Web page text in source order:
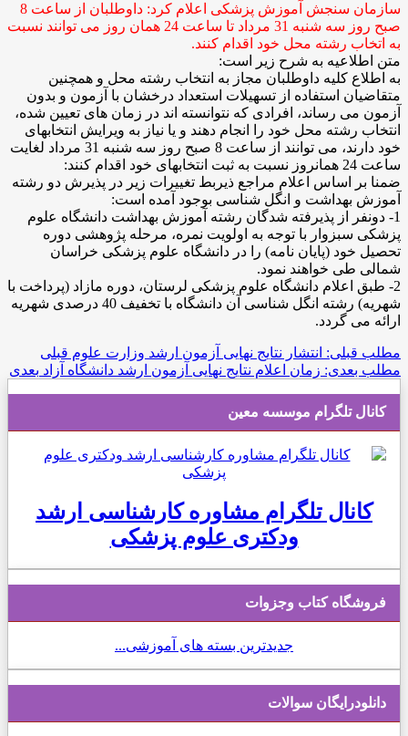
سازمان سنجش آموزش پزشکی اعلام کرد: داوطلبان از ساعت 8
صبح روز سه شنبه 31 مرداد تا ساعت 24 همان روز می توانند نسبت
به اتخاب رشته محل خود اقدام کنند.
متن اطلاعیه به شرح زیر است:
به اطلاع کلیه داوطلبان مجاز به انتخاب رشته محل و همچنین
متقاضیان استفاده از تسهیلات استعداد درخشان با آزمون و بدون
آزمون می رساند، افرادی که نتوانسته اند در زمان های تعیین شده،
انتخاب رشته محل خود را انجام دهند و یا نیاز به ویرایش انتخابهای
خود دارند، می توانند از ساعت 8 صبح روز سه شنبه 31 مرداد لغایت
ساعت 24 همانروز نسبت به ثبت انتخابهای خود اقدام کنند:
ضمنا بر اساس اعلام مراجع ذیربط تغییرات زیر در پذیرش دو رشته
آموزش بهداشت و انگل شناسی بوجود آمده است:
1- دونفر از پذیرفته شدگان رشته آموزش بهداشت دانشگاه علوم
پزشکی سبزوار با توجه به اولویت نمره، مرحله پژوهشی دوره
تحصیل خود (پایان نامه) را در دانشگاه علوم پزشکی خراسان
شمالی طی خواهند نمود.
2- طبق اعلام دانشگاه علوم پزشکی لرستان، دوره مازاد (پرداخت با
شهریه) رشته انگل شناسی آن دانشگاه با تخفیف 40 درصدی شهریه
ارائه می گردد.
مطلب قبلی: انتشار نتایج نهایی آزمون ارشد وزارت علوم قبلی
مطلب بعدی: زمان اعلام نتایج نهایی آزمون ارشد دانشگاه آزاد بعدی
کانال تلگرام موسسه معین
کانال تلگرام مشاوره کارشناسی ارشد
ودکتری علوم پزشکی
فروشگاه کتاب وجزوات
جدیدترین بسته های آموزشی...
دانلودرایگان سوالات